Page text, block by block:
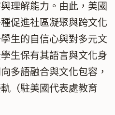
理解能力。由此，美國
促進社區凝聚與跨文化
生的自信心與對多元文
生保有其語言與文化身
多語融合與文化包容，
（駐美國代表處教育